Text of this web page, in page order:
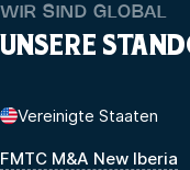
WIR SIND GLOBAL
UNSERE
Vereinigte Staaten
FMTC M&A New Iberia